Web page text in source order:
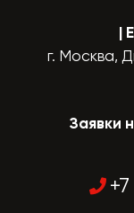
|
г. Москва,
Заявки